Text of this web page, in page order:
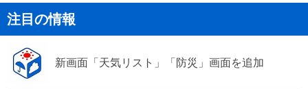
注目の情報
新画面「天気リスト」「防災」画面を追加